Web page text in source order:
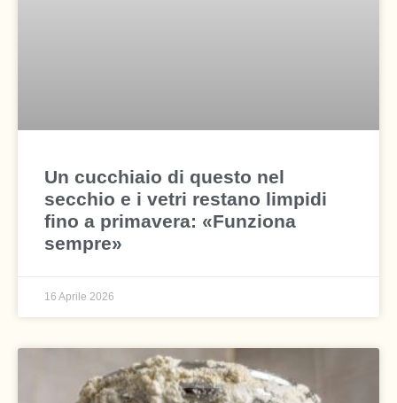
Un cucchiaio di questo nel
secchio e i vetri restano limpidi
fino a primavera: «Funziona
sempre»
16 Aprile 2026